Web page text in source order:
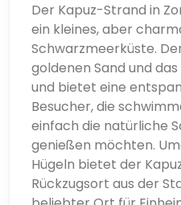
Der Kapuz-Strand in
ein kleines, aber
Schwarzmeerküste.
goldenen Sand und
und bietet eine
Besucher, die
einfach die natürliche
genießen möchten.
Hügeln bietet der
Rückzugsort aus der